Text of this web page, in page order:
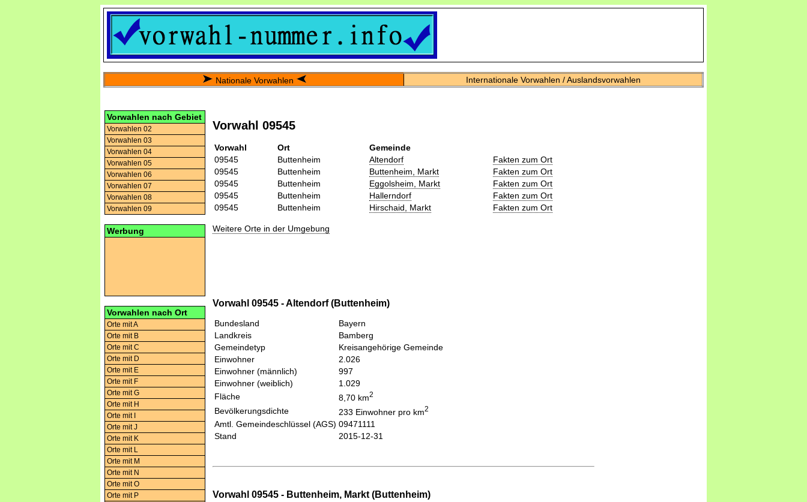
Nationale Vorwahlen Internationale Vorwahlen / Auslandsvorwahlen
Vorwahlen nach Gebiet
Vorwahlen 02
Vorwahlen 03
Vorwahlen 04
Vorwahlen 05
Vorwahlen 06
Vorwahlen 07
Vorwahlen 08
Vorwahlen 09
Werbung
Vorwahlen nach Ort
Orte mit A
Orte mit B
Orte mit C
Orte mit D
Orte mit E
Orte mit F
Orte mit G
Orte mit H
Orte mit I
Orte mit J
Orte mit K
Orte mit L
Orte mit M
Orte mit N
Orte mit O
Orte mit P
Vorwahl 09545
Vorwahl Ort
Gemeinde
09545
Buttenheim Altendorf
Fakten zum Ort
09545
Buttenheim Buttenheim, Markt
Fakten zum Ort
09545
Buttenheim Eggolsheim, Markt
Fakten zum Ort
09545
Buttenheim Hallerndorf
Fakten zum Ort
09545
Buttenheim Hirschaid, Markt Fakten zum Ort
Weitere Orte in der Umgebung
Vorwahl 09545 - Altendorf (Buttenheim)
Bundesland
Bayern
Landkreis
Bamberg
Gemeindetyp
Kreisangehörige Gemeinde
Einwohner
2.026
Einwohner (männlich)
997
Einwohner (weiblich)
1.029
Fläche
8,70 km2
Bevölkerungsdichte 233 Einwohner pro km2
Amtl. Gemeindeschlüssel (AGS) 09471111
Stand
2015-12-31
Vorwahl 09545 - Buttenheim, Markt (Buttenheim)